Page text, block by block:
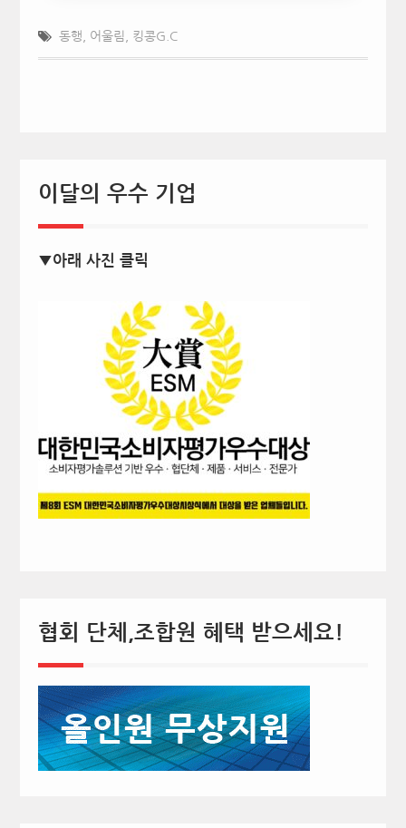
동행 어울림 킹콩G.C
이달의 우수 기업
▼아래 사진 클릭
협회 단체,조합원 혜택 받으세요!